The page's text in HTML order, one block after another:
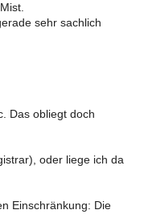
sehr sachlich
Das obliegt doch
oder liege ich da
Einschränkung: Die